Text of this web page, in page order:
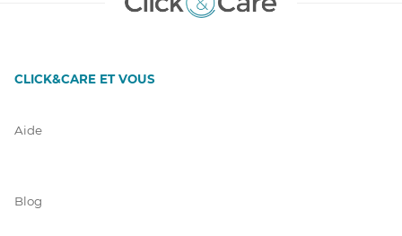
CLICK&CARE ET VOUS
Aide
Blog